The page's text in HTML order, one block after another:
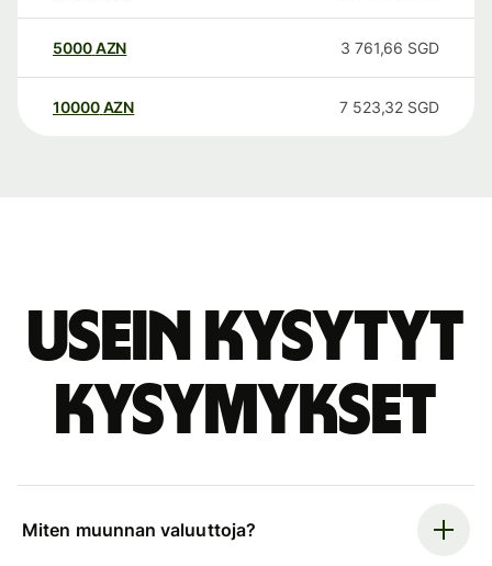
5000AZN 3 761,66 SGD
10000 AZN 7 523,32 SGD
Usein kysytyt
kysymykset
Miten muunnan valuuttoja?